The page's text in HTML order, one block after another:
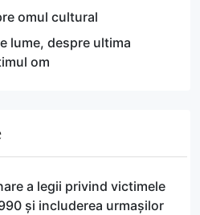
omul cultural
lume, despre ultima
om
a legii privind victimele
și includerea urmașilor